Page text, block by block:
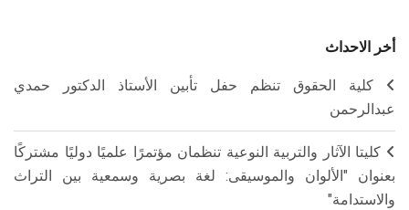
أخر الاحداث
كلية الحقوق تنظم حفل تأبين الأستاذ الدكتور حمدي
عبدالرحمن
كليتا الآثار والتربية النوعية تنظمان مؤتمرًا علميًا دوليًا مشتركًا
بعنوان "الألوان والموسيقى: لغة بصرية وسمعية بين التراث
والاستدامة"